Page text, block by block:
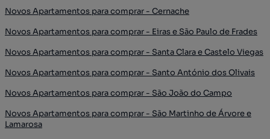
Novos Apartamentos para comprar - Cernache
Novos Apartamentos para comprar - Eiras e São Paulo de Frades
Novos Apartamentos para comprar - Santa Clara e Castelo Viegas
Novos Apartamentos para comprar - Santo António dos Olivais
Novos Apartamentos para comprar - São João do Campo
Novos Apartamentos para comprar - São Martinho de Árvore e
Lamarosa